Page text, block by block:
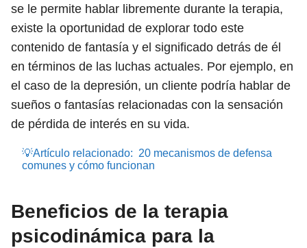
se le permite hablar libremente durante la terapia,
existe la oportunidad de explorar todo este
contenido de fantasía y el significado detrás de él
en términos de las luchas actuales. Por ejemplo, en
el caso de la depresión, un cliente podría hablar de
sueños o fantasías relacionadas con la sensación
de pérdida de interés en su vida.
💡Artículo relacionado: 20 mecanismos de defensa
comunes y cómo funcionan
Beneficios de la terapia
psicodinámica para la